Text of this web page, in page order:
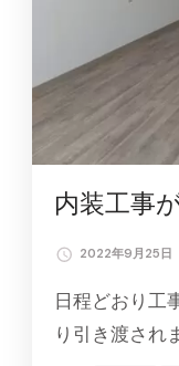
内装工事
2022年9月25日
日程どおり工
り引き渡され